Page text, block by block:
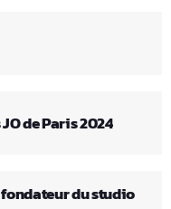
de Paris 2024
fondateur du studio